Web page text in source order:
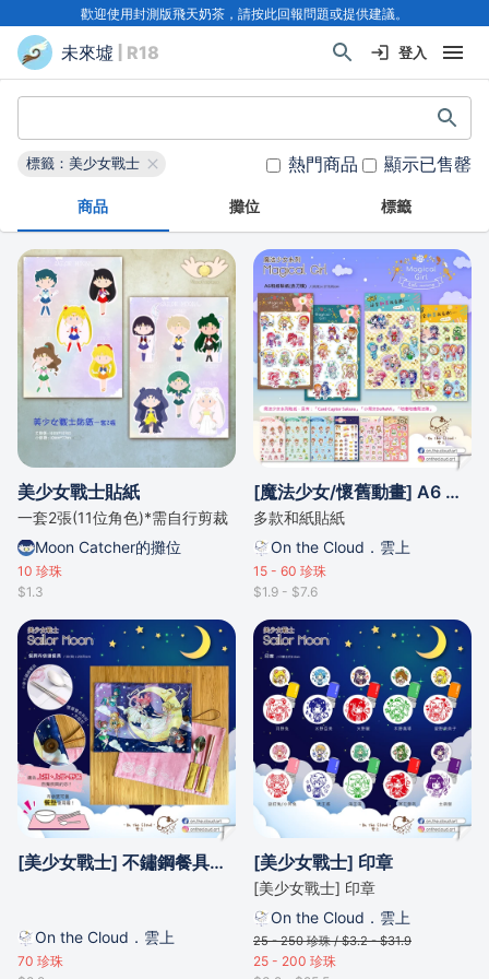
歡迎使用封測版飛天奶茶，請按此回報問題或提供建議。
未來墟 | R18 登入
標籤：美少女戰士 熱門商品 顯示已售罄
商品 攤位 標籤
美少女戰士貼紙
一套2張(11位角色)*需自行剪裁
Moon Catcher的攤位
10 珍珠
$1.3
[魔法少女/懷舊動畫] A6 和紙貼紙 (含刀模)
多款和紙貼紙
On the Cloud．雲上
15 - 60 珍珠
$1.9 - $7.6
[美少女戰士] 不鏽鋼餐具布袋 (附餐具)
On the Cloud．雲上
70 珍珠
[美少女戰士] 印章
[美少女戰士] 印章
On the Cloud．雲上
25 - 250珍珠 /$3.2 - $31.9
25 - 200 珍珠